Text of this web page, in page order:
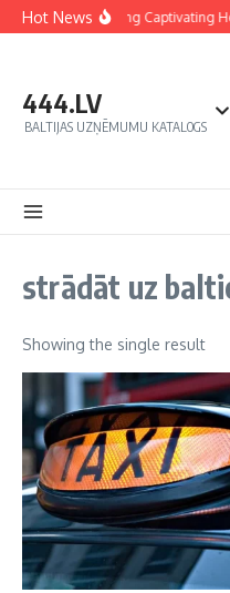
Hot NewsCrafting Captivating
444.LV
BALTIJAS UZŅĒMUMU KATALOGS
strādāt uz
Showing the single result